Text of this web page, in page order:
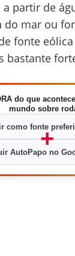
partir de
do mar ou
fonte
bastante
do que
mundo sobre
como fonte
+
AutoPapo no